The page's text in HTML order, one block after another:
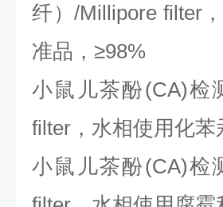
纤）/Millipore filter
准品，≥98%
小鼠儿茶酚(CA)检
filter，水相使用化
小鼠儿茶酚(CA)检